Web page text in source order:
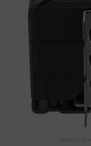
Legionpc на